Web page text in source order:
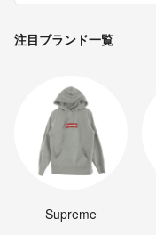
注目ブランド一覧
Supreme